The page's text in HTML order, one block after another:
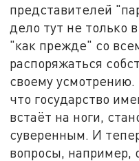
представителей
дело тут не только
"как прежде" со
распоряжаться
своему
что государство
встаёт на ноги,
суверенным. И
вопросы, например,